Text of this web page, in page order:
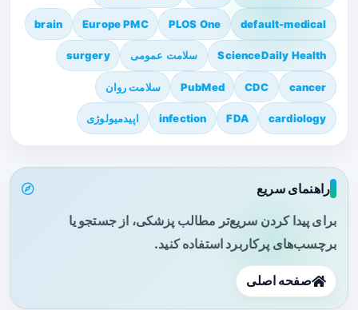
default-medical
PLOS One
Europe PMC
brain
ScienceDaily Health سلامت عمومی surgery
cancer
CDC
PubMed سلامت روان
cardiology
FDA
infection اپیدمیولوژی
راهنمای سریع
برای پیدا کردن سریع‌تر مطالب پزشکی، از جستجو یا
برچسب‌های پرکاربرد استفاده کنید.
صفحه اصلی